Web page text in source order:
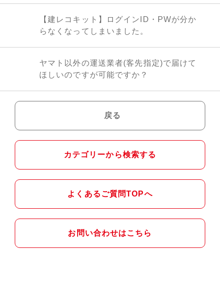
【建レコキット】ログインID・PWが分か
らなくなってしまいました。
ヤマト以外の運送業者(客先指定)で届けて
ほしいのですが可能ですか？
戻る
カテゴリーから検索する
よくあるご質問TOPへ
お問い合わせはこちら